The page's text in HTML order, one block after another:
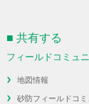
■ 共有する
フィールドコミュ
地図情報
砂防フィールドコミ